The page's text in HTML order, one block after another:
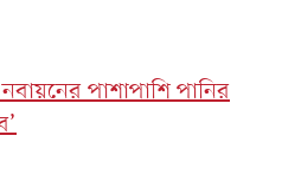
নবায়নের পাশাপাশি পানির